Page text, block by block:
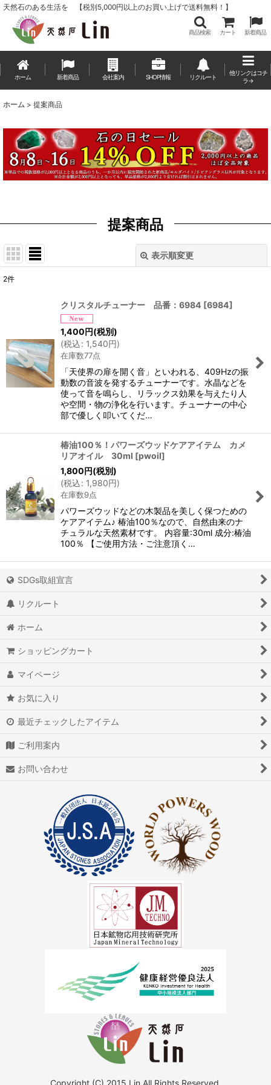
天然石のある生活を 【税別5,000円以上のお買い上げで送料無料！】
商品検索 カート 新着商品
ホーム 新着商品 会社案内 SHOP情報 リクルート
他リンクはコチ
ラ→
ホーム > 提案商品
提案商品
表示順変更
2件
クリスタルチューナー 品番：6984 [6984]
1,400円(税別)
(税込: 1,540円)
在庫数77点
「天使界の扉を開く音」といわれる、409Hzの振
動数の音波を発するチューナーです。水晶などを
使って音を鳴らし、リラックス効果を与えたり人
や空間・物の浄化を行います。チューナーの中心
部で優しく叩いてくだ…
椿油100％！パワーズウッドケアアイテム カメ
リアオイル 30ml [pwoil]
1,800円(税別)
(税込: 1,980円)
在庫数9点
パワーズウッドなどの木製品を美しく保つための
ケアアイテム♪ 椿油100％なので、自然由来のナ
チュラルな天然素材です。 内容量:30ml 成分:椿油
100％ 【ご使用方法・ご注意頂く…
SDGs取組宣言
リクルート
ホーム
ショッピングカート
マイページ
お気に入り
最近チェックしたアイテム
ご利用案内
お問い合わせ